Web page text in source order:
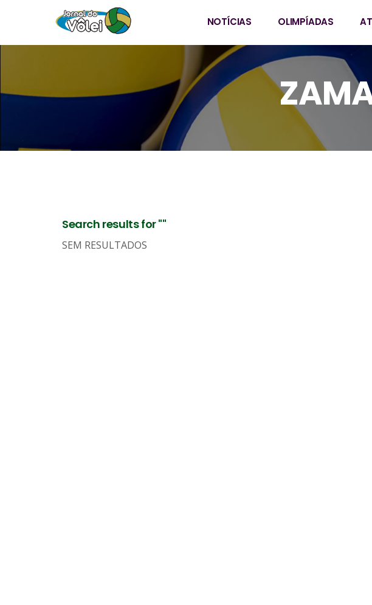
NOTÍCIAS OLIMPÍADAS
Search results for ""
SEM RESULTADOS